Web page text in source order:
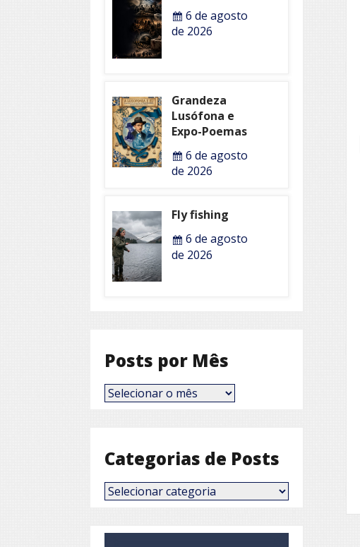
6 de agosto
de 2026
Grandeza
Lusófona e
Expo-Poemas
6 de agosto
de 2026
Fly fishing
6 de agosto
de 2026
Posts por Mês
Posts
por
Categorias de Posts
Categorias
de